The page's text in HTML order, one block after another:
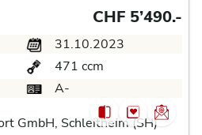
CHF 5’490.-
31.10.2023
471 ccm
A-
GmbH, Schleitheim (SH)